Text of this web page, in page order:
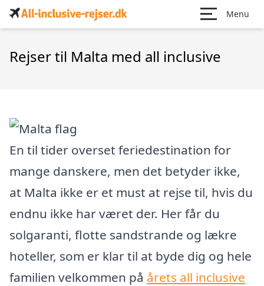
Menu
Rejser til Malta med all inclusive
En til tider overset feriedestination for
mange danskere, men det betyder ikke,
at Malta ikke er et must at rejse til, hvis du
endnu ikke har været der. Her får du
solgaranti, flotte sandstrande og lækre
hoteller, som er klar til at byde dig og hele
familien velkommen på årets all inclusive